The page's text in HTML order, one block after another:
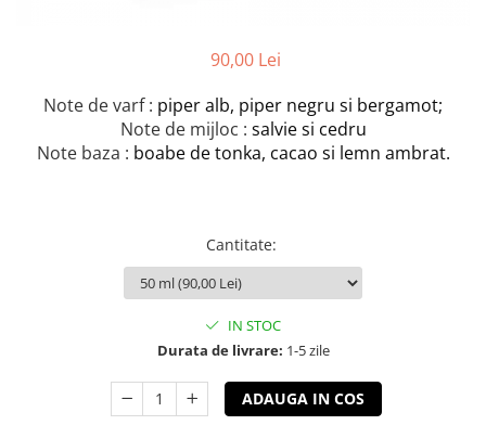
90,00 Lei
Note de varf : piper alb, piper negru si bergamot;
Note de mijloc : salvie si cedru
Note baza : boabe de tonka, cacao si lemn ambrat.
Cantitate:
IN STOC
Durata de livrare: 1-5 zile
ADAUGA IN COS